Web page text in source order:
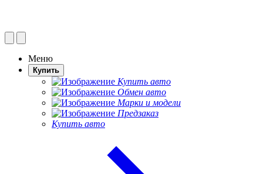
Меню
Купить
Купить авто
Обмен авто
Марки и модели
Предзаказ
Купить авто